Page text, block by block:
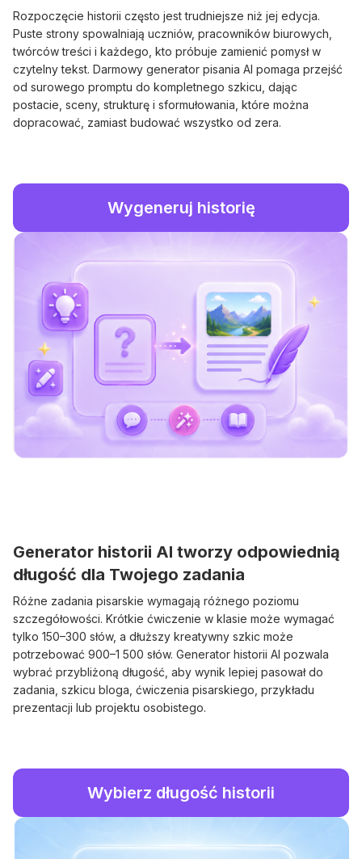
Rozpoczęcie historii często jest trudniejsze niż jej edycja.
Puste strony spowalniają uczniów, pracowników biurowych,
twórców treści i każdego, kto próbuje zamienić pomysł w
czytelny tekst. Darmowy generator pisania AI pomaga przejść
od surowego promptu do kompletnego szkicu, dając
postacie, sceny, strukturę i sformułowania, które można
dopracować, zamiast budować wszystko od zera.
Wygeneruj historię
Generator historii AI tworzy odpowiednią
długość dla Twojego zadania
Różne zadania pisarskie wymagają różnego poziomu
szczegółowości. Krótkie ćwiczenie w klasie może wymagać
tylko 150–300 słów, a dłuższy kreatywny szkic może
potrzebować 900–1 500 słów. Generator historii AI pozwala
wybrać przybliżoną długość, aby wynik lepiej pasował do
zadania, szkicu bloga, ćwiczenia pisarskiego, przykładu
prezentacji lub projektu osobistego.
Wybierz długość historii